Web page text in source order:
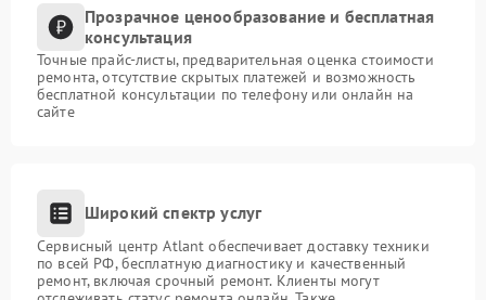
Прозрачное ценообразование и бесплатная
консультация
Точные прайс-листы, предварительная оценка стоимости
ремонта, отсутствие скрытых платежей и возможность
бесплатной консультации по телефону или онлайн на
сайте
Широкий спектр услуг
Сервисный центр Atlant обеспечивает доставку техники
по всей РФ, бесплатную диагностику и качественный
ремонт, включая срочный ремонт. Клиенты могут